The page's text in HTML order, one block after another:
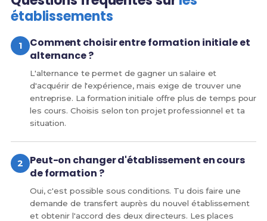
établissements
Comment choisir entre formation initiale et
alternance ?
L'alternance te permet de gagner un salaire et
d'acquérir de l'expérience, mais exige de trouver une
entreprise. La formation initiale offre plus de temps pour
les cours. Choisis selon ton projet professionnel et ta
situation.
Peut-on changer d'établissement en cours
de formation ?
Oui, c'est possible sous conditions. Tu dois faire une
demande de transfert auprès du nouvel établissement
et obtenir l'accord des deux directeurs. Les places